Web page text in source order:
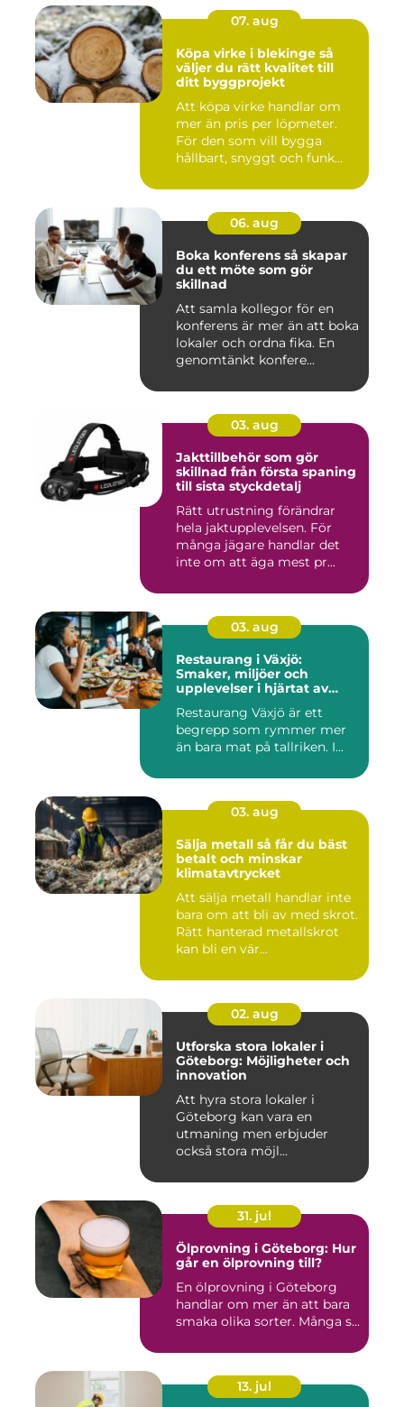
07. aug
Köpa virke i blekinge så
väljer du rätt kvalitet till
ditt byggprojekt
Att köpa virke handlar om
mer än pris per löpmeter.
För den som vill bygga
hållbart, snyggt och funk...
06. aug
Boka konferens så skapar
du ett möte som gör
skillnad
Att samla kollegor för en
konferens är mer än att boka
lokaler och ordna fika. En
genomtänkt konfere...
03. aug
Jakttillbehör som gör
skillnad från första spaning
till sista styckdetalj
Rätt utrustning förändrar
hela jaktupplevelsen. För
många jägare handlar det
inte om att äga mest pr...
03. aug
Restaurang i Växjö:
Smaker, miljöer och
upplevelser i hjärtat av
Restaurang Växjö är ett
begrepp som rymmer mer
än bara mat på tallriken. I...
03. aug
Sälja metall så får du bäst
betalt och minskar
klimatavtrycket
Att sälja metall handlar inte
bara om att bli av med skrot.
Rätt hanterad metallskrot
kan bli en vär...
02. aug
Utforska stora lokaler i
Göteborg: Möjligheter och
innovation
Att hyra stora lokaler i
Göteborg kan vara en
utmaning men erbjuder
också stora möjl...
31. jul
Ölprovning i Göteborg: Hur
går en ölprovning till?
En ölprovning i Göteborg
handlar om mer än att bara
smaka olika sorter. Många s...
13. jul